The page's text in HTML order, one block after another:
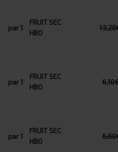
par 1
FRUIT SEC
HBO
par 1
FRUIT SEC
HBO
par 1
FRUIT SEC
HBO